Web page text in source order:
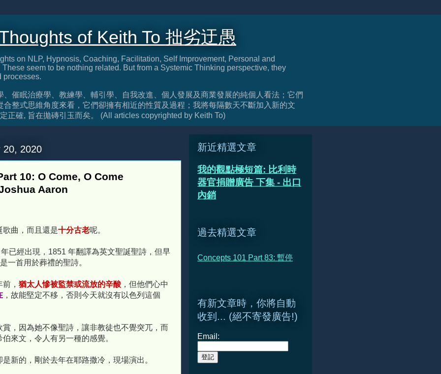
of Keith To 拙劣迂愚
on NLP, Hypnosis, Coaching, Facilitation, Self Improvement, Personal and
seem to be nothing related. But from a Systemic Thinking perspective, they
processes.
、催眠治療學、教練學、輔引學、自我改進、個人發展及商業發展的純個人看法；它們
合整式思維角度來看，它們卻擁有相近的性質及過程；我將每隔數天不斷加入新的文
正確, 旨在拋磚引玉而矣。 (All articles copyrighted by Keith To)
20, 2020
10: O Come, O Come
Aaron
歌曲，而且還是十分古老呢。
已經出現，1851 年翻譯為英文聖誕聖詩，但早
一首用於葬禮的聖詩。
， 猶太人慘被監禁或流放的辛酸 ，但他們心中
，故能堅定不移，否則今天就沒有以色列這個
，因為她不像聖詩，讓非教徒也不覺突兀，而
來文，令人有另一種的感覺。
新的，剛於去年在耶路撒冷，現場演出。
新近精選文章
我的觀點極短篇: 比利時
器官捐贈廣告 下集 - 出口
內銷
過去精選文章
Concepts 101 Part 83: 暫停
有新文章時，你將自動
收到... (絕不寄發廣告!)
Email: